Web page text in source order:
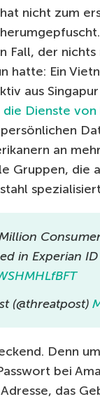
nicht zum
Fall, der
hatte: Ein
aus
Dienste von
an
Gruppen, die
in Experian
(@threatpost)
Denn
bei
das